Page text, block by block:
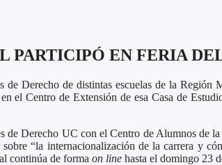
PARTICIPÓ EN FERIA
de Derecho de distintas escuelas de la
el Centro de Extensión de esa Casa de
de Derecho UC con el Centro de Alumnos de
“la internacionalización de la carrera y
continúa de forma on line hasta el domingo 23